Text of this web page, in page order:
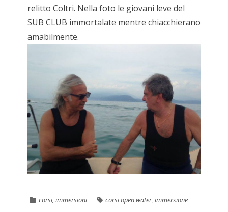
relitto Coltri. Nella foto le giovani leve del
SUB CLUB immortalate mentre chiacchierano
amabilmente.
corsi,immersioni corsi open water,immersione